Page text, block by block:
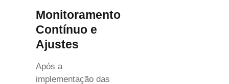
Monitoramento
Contínuo e
Ajustes
Após a
implementação das